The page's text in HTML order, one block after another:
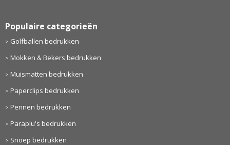
Populaire categorieën
Golfballen bedrukken
Mokken & Bekers bedrukken
Muismatten bedrukken
Paperclips bedrukken
Pennen bedrukken
Paraplu's bedrukken
Snoep bedrukken